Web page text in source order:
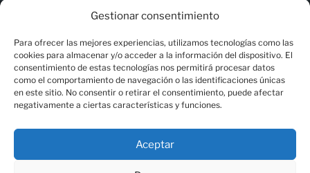
Gestionar consentimiento
Para ofrecer las mejores experiencias, utilizamos tecnologías como las
cookies para almacenar y/o acceder a la información del dispositivo. El
consentimiento de estas tecnologías nos permitirá procesar datos
como el comportamiento de navegación o las identificaciones únicas
en este sitio. No consentir o retirar el consentimiento, puede afectar
negativamente a ciertas características y funciones.
Aceptar
© Copyright - Andamur
Contacto
ANDAMUR CONNECT
Aviso Legal